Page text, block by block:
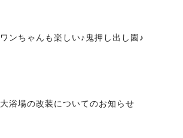
ワンちゃんも楽しい♪鬼押し出し園♪
大浴場の改装についてのお知らせ